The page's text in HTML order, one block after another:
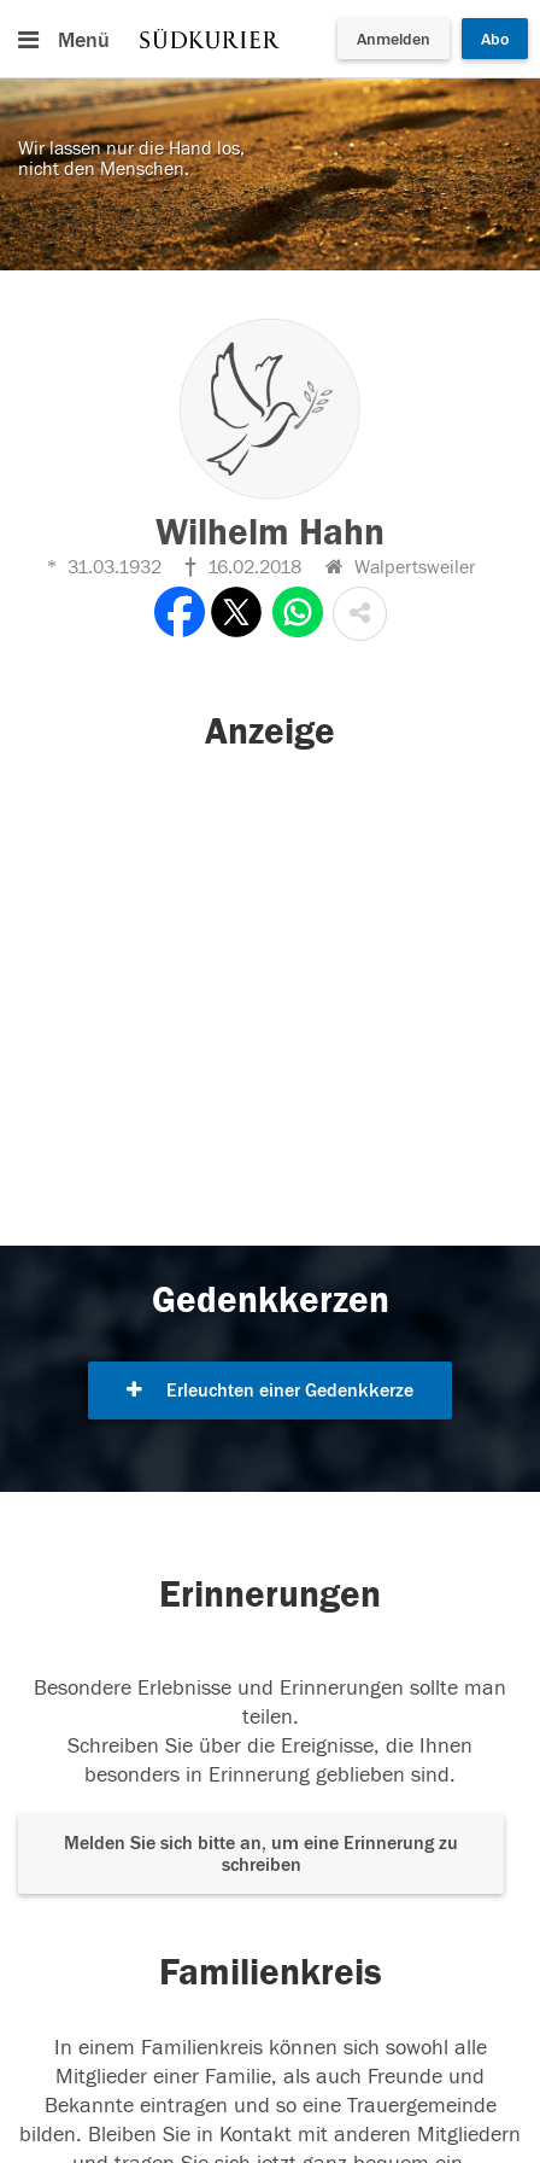
Menü Anmelden Abo
Wir lassen nur die Hand los,
nicht den Menschen.
Wilhelm Hahn
31.03.1932 16.02.2018 Walpertsweiler
Anzeige
Gedenkkerzen
Erleuchten einer Gedenkkerze
Erinnerungen
Besondere Erlebnisse und Erinnerungen sollte man
teilen.
Schreiben Sie über die Ereignisse, die Ihnen
besonders in Erinnerung geblieben sind.
Melden Sie sich bitte an, um eine Erinnerung zu
schreiben
Familienkreis
In einem Familienkreis können sich sowohl alle
Mitglieder einer Familie, als auch Freunde und
Bekannte eintragen und so eine Trauergemeinde
bilden. Bleiben Sie in Kontakt mit anderen Mitgliedern